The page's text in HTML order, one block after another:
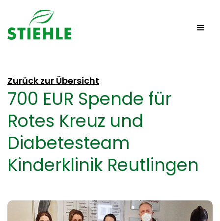
Zurück zur Übersicht
700 EUR Spende für
Rotes Kreuz und
Diabetesteam
Kinderklinik Reutlingen